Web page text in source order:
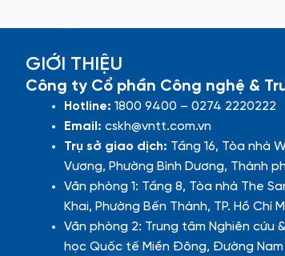
GIỚI THIỆU
Công ty Cổ phần Công nghệ &
Hotline: 1800 9400 – 0274 2220222
Email: cskh@vntt.com.vn
Trụ sở giao dịch: Tầng 16, Tòa nhà
Vương, Phường Bình Dương, Thành
Văn phòng 1: Tầng 8, Tòa nhà The
Khai, Phường Bến Thành, TP. Hồ Chí
Văn phòng 2: Trung tâm Nghiên cứu
học Quốc tế Miền Đông, Đường Nam